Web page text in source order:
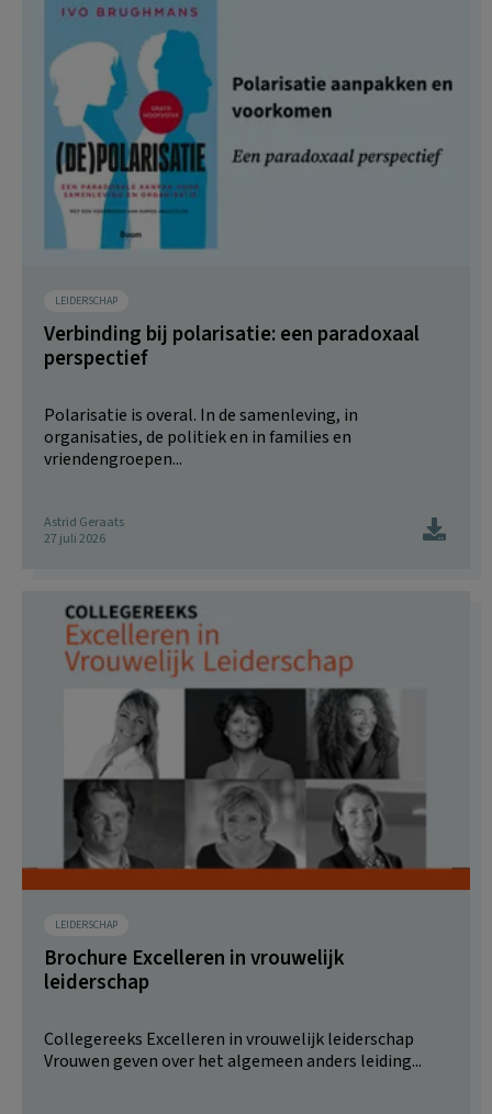
LEIDERSCHAP
Verbinding bij polarisatie: een paradoxaal
perspectief
Polarisatie is overal. In de samenleving, in
organisaties, de politiek en in families en
vriendengroepen...
Astrid Geraats
27 juli 2026
LEIDERSCHAP
Brochure Excelleren in vrouwelijk
leiderschap
Collegereeks Excelleren in vrouwelijk leiderschap
Vrouwen geven over het algemeen anders leiding...